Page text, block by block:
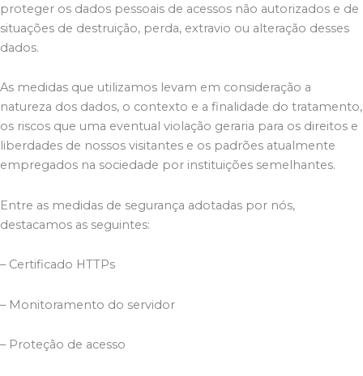
proteger os dados pessoais de acessos não autorizados e de
situações de destruição, perda, extravio ou alteração desses
dados.
As medidas que utilizamos levam em consideração a
natureza dos dados, o contexto e a finalidade do tratamento,
os riscos que uma eventual violação geraria para os direitos e
liberdades de nossos visitantes e os padrões atualmente
empregados na sociedade por instituições semelhantes.
Entre as medidas de segurança adotadas por nós,
destacamos as seguintes:
– Certificado HTTPs
– Monitoramento do servidor
– Proteção de acesso